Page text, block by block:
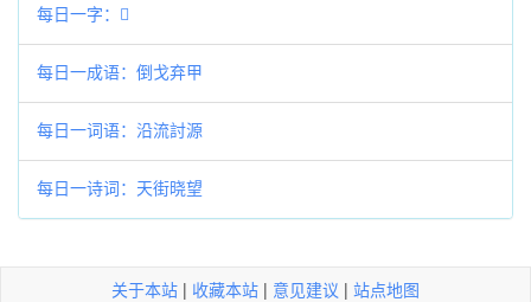
每日一字：𦚝
每日一成语：倒戈弃甲
每日一词语：沿流討源
每日一诗词：天街晓望
关于本站 | 收藏本站 | 意见建议 | 站点地图